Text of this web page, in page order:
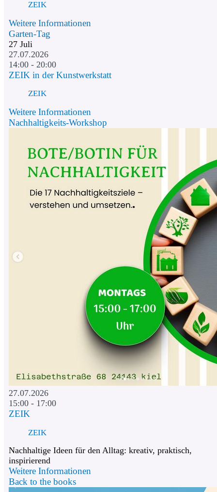
ZEIK
Weitere Informationen
Garten-Tag
27 Juli
27.07.2026
14:00 - 20:00
ZEIK in der Kunstwerkstatt
ZEIK
Weitere Informationen
Nachhaltigkeits-Workshop
27.07.2026
15:00 - 17:00
ZEIK
ZEIK
Nachhaltige Ideen für den Alltag: kreativ, praktisch,
inspirierend
Weitere Informationen
Back to the books